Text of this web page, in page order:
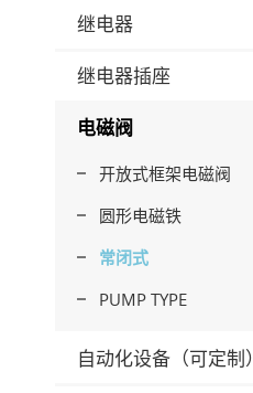
继电器
继电器插座
电磁阀
开放式框架电磁阀
圆形电磁铁
常闭式
PUMP TYPE
自动化设备（可定制）